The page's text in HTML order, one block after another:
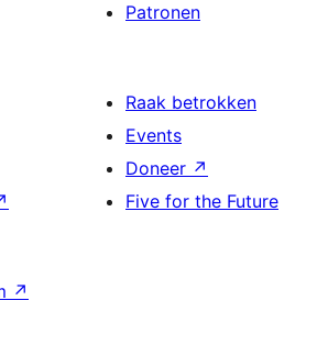
Patronen
Raak betrokken
Events
Doneer ↗
Five for the Future
↗